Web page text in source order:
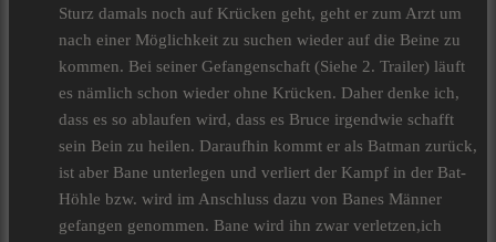
Sturz damals noch auf Krücken geht, geht er zum Arzt um
nach einer Möglichkeit zu suchen wieder auf die Beine zu
kommen. Bei seiner Gefangenschaft (Siehe 2. Trailer) läuft
es nämlich schon wieder ohne Krücken. Daher denke ich,
dass es so ablaufen wird, dass es Bruce irgendwie schafft
sein Bein zu heilen. Daraufhin kommt er als Batman zurück,
ist aber Bane unterlegen und verliert der Kampf in der Bat-
Höhle bzw. wird im Anschluss dazu von Banes Männer
gefangen genommen. Bane wird ihn zwar verletzen,ich